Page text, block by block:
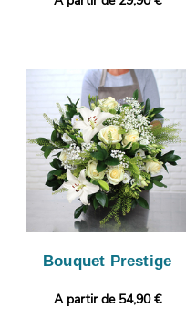
Bouquet Prestige
A partir de 54,90 €